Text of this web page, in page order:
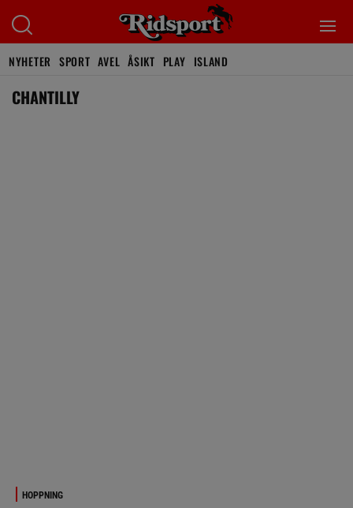
NYHETER SPORT AVEL ÅSIKT PLAY ISLAND
CHANTILLY
HOPPNING